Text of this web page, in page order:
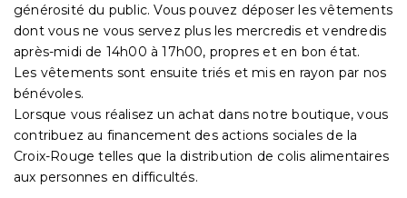
générosité du public. Vous pouvez déposer les vêtements
dont vous ne vous servez plus les mercredis et vendredis
après-midi de 14h00 à 17h00, propres et en bon état.
Les vêtements sont ensuite triés et mis en rayon par nos
bénévoles.
Lorsque vous réalisez un achat dans notre boutique, vous
contribuez au financement des actions sociales de la
Croix-Rouge telles que la distribution de colis alimentaires
aux personnes en difficultés.